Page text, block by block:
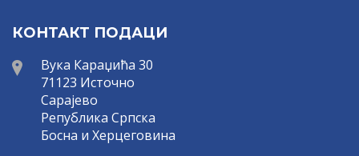
КОНТАКТ ПОДАЦИ
Вука Караџића 30
71123 Источно
Сарајево
Република Српска
Босна и Херцеговина